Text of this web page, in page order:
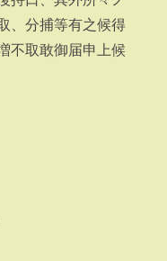
、分捕等有之候得
不取敢御届申上候